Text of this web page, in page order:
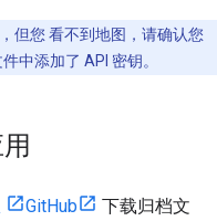
但您 看不到地图，请确认您
中添加了 API 密钥。
GitHub
下载归档文